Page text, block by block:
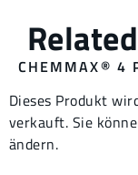
CHEMMAX® 4
Dieses Produkt
verkauft. Sie
ändern.